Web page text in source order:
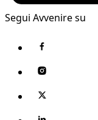
Segui Avvenire su